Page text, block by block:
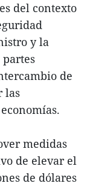
del contexto
y la
de
las
medidas
de elevar el
de dólares